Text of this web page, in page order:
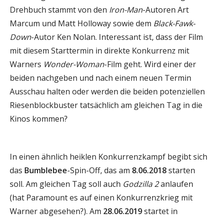
Drehbuch stammt von den Iron-Man-Autoren Art
Marcum und Matt Holloway sowie dem Black-Fawk-
Down-Autor Ken Nolan. Interessant ist, dass der Film
mit diesem Starttermin in direkte Konkurrenz mit
Warners Wonder-Woman-Film geht. Wird einer der
beiden nachgeben und nach einem neuen Termin
Ausschau halten oder werden die beiden potenziellen
Riesenblockbuster tatsächlich am gleichen Tag in die
Kinos kommen?
In einen ähnlich heiklen Konkurrenzkampf begibt sich
das Bumblebee-Spin-Off, das am 8.06.2018starten
soll. Am gleichen Tag soll auch Godzilla 2anlaufen
(hat Paramount es auf einen Konkurrenzkrieg mit
Warner abgesehen?). Am 28.06.2019startet in